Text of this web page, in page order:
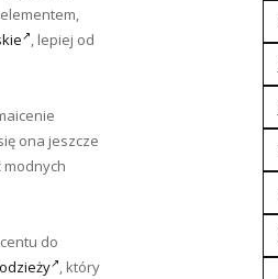
, lepiej od
ona jeszcze
do
, który